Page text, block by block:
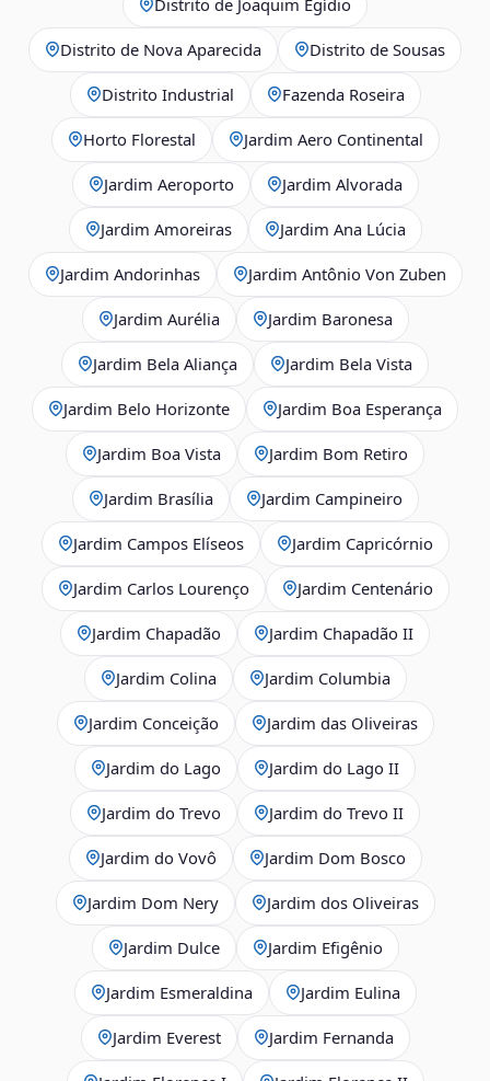
Distrito de Nova Aparecida Distrito de Sousas
Distrito Industrial Fazenda Roseira
Horto Florestal Jardim Aero Continental
Jardim Aeroporto Jardim Alvorada
Jardim Amoreiras Jardim Ana Lúcia
Jardim Andorinhas Jardim Antônio Von Zuben
Jardim Aurélia Jardim Baronesa
Jardim Bela Aliança Jardim Bela Vista
Jardim Belo Horizonte Jardim Boa Esperança
Jardim Boa Vista Jardim Bom Retiro
Jardim Brasília Jardim Campineiro
Jardim Campos Elíseos Jardim Capricórnio
Jardim Carlos Lourenço Jardim Centenário
Jardim Chapadão Jardim Chapadão II
Jardim Colina Jardim Columbia
Jardim Conceição Jardim das Oliveiras
Jardim do Lago Jardim do Lago II
Jardim do Trevo Jardim do Trevo II
Jardim do Vovô Jardim Dom Bosco
Jardim Dom Nery Jardim dos Oliveiras
Jardim Dulce Jardim Efigênio
Jardim Esmeraldina Jardim Eulina
Jardim Everest Jardim Fernanda